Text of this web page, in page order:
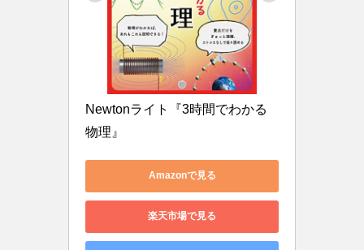
Newtonライト『3時間でわかる
物理』
Amazonで見る
楽天市場で見る